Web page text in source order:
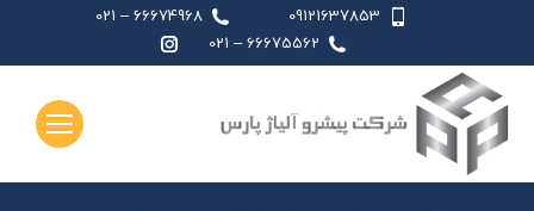
09121637853
66674968 – 021
66675562 – 021
page